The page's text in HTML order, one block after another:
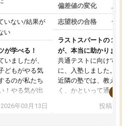
いない/結果が
い
が学べる！
いましたが、
どもがやる気
るのが私たち
！やる気が出
任です」と言
と考えて、思
年03月13日
偏差値の変化 上が
志望校の合格 合格
ラストスパートの１か月
が、本当に助かりました
共通テストに向けての追
に、入塾しました。田舎
近隣の塾では、教えても
く、かといって通うには
可能なので本当に助か
投稿日：